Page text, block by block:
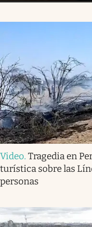
Video. Tragedia en
turística sobre las
personas